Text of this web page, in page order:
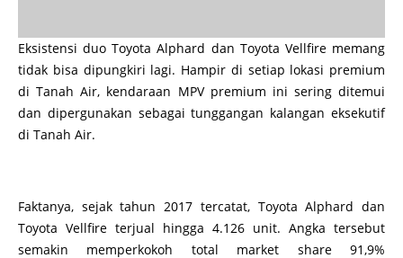
Eksistensi duo Toyota Alphard dan Toyota Vellfire memang
tidak bisa dipungkiri lagi. Hampir di setiap lokasi premium
di Tanah Air, kendaraan MPV premium ini sering ditemui
dan dipergunakan sebagai tunggangan kalangan eksekutif
di Tanah Air.
Faktanya, sejak tahun 2017 tercatat, Toyota Alphard dan
Toyota Vellfire terjual hingga 4.126 unit. Angka tersebut
semakin memperkokoh total market share 91,9%